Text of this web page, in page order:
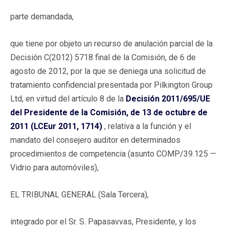
parte demandada,
que tiene por objeto un recurso de anulación parcial de la
Decisión C(2012) 5718 final de la Comisión, de 6 de
agosto de 2012, por la que se deniega una solicitud de
tratamiento confidencial presentada por Pilkington Group
Ltd, en virtud del artículo 8 de la Decisión 2011/695/UE
del Presidente de la Comisión, de 13 de octubre de
2011 (LCEur 2011, 1714) , relativa a la función y el
mandato del consejero auditor en determinados
procedimientos de competencia (asunto COMP/39.125 —
Vidrio para automóviles),
EL TRIBUNAL GENERAL (Sala Tercera),
integrado por el Sr. S. Papasavvas, Presidente, y los